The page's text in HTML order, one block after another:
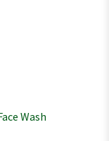
Wash